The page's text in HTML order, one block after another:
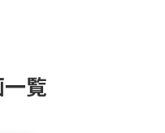
覧